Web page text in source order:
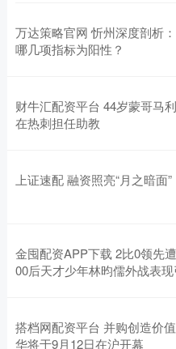
万达策略官网 忻州深度剖析
哪几项指标为阳性？
财牛汇配资平台 44岁蒙哥马
在热刺担任助教
上证速配 融资照亮“月之暗面”
金囤配资APP下载 2比0领先
00后天才少年林昀儒外战表
搭档网配资平台 并购创造价
华将于9月12日在沪开幕